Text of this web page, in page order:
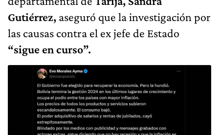
Gutiérrez, aseguró que la investigación por
las causas contra el ex jefe de Estado
“sigue en curso”.